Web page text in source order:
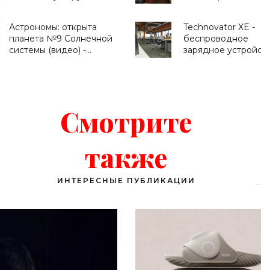
«Технологии»
«Новости
Астрономы: открыта
планета №9 Солнечной
системы (видео) -
Technovator XE -
беспроводное
зарядное
Смотрите
также
ИНТЕРЕСНЫЕ ПУБЛИКАЦИИ